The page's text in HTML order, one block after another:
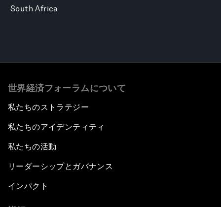
South Africa
世界経済フォーラムについて
私たちのストラテジー
私たちのアイデンティティ
私たちの活動
リーダーシップとガバナンス
インパクト